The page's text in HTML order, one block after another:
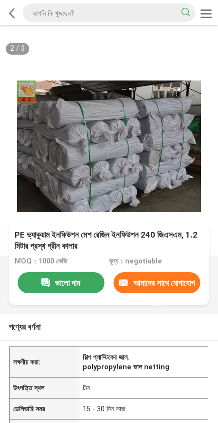
2/ 3
PE ভ্যাকুয়াম ইনফিউশন মেশ রেজিন ইনফিউশন 240 জিএসএম, 1.2
মিটার প্রস্থ গ্রীন কালার
MOQ：1000 কেজি মূল্য：negotiable
ভালো দাম আমাদের সাথে যোগাযোগ
করুন
পণ্যের বর্ণনা
লক্ষণীয় করা:
শিল্প প্লাস্টিকের জাল,
polypropylene জাল netting
উৎপত্তি স্থল চীন
ডেলিভারি সময় 15 - 30 দিন কাজ